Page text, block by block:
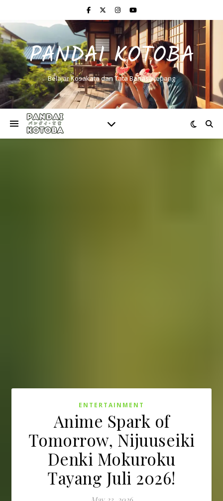
PANDAI KOTOBA
Belajar Kosakata dan Tata Bahasa Jepang
ENTERTAINMENT
Anime Spark of
Tomorrow, Nijuuseiki
Denki Mokuroku
Tayang Juli 2026!